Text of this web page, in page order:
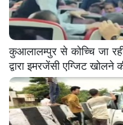
कुआलालम्पुर से कोच्चि जा
द्वारा इमरजेंसी एग्जिट खोलने